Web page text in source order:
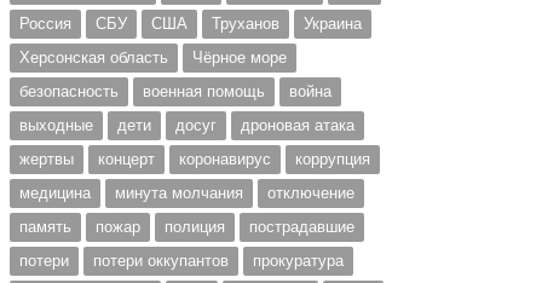
Россия
СБУ США Труханов
Украина
Херсонская область
Чёрное море
безопасность
военная помощь
война
выходные
дети досуг
дроновая атака
жертвы
концерт коронавирус
коррупция
медицина
минута молчания
отключение
память
пожар полиция
пострадавшие
потери
потери оккупантов
прокуратура